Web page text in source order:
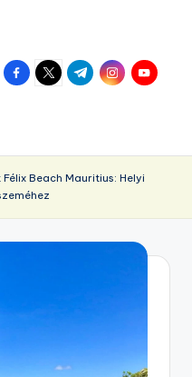
facebook.com
twitter.com
t.me instagram.com
Félix Beach Mauritius: Helyi